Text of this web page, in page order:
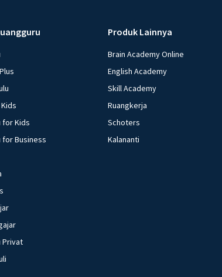
for Kids
for Business
Privat
Produk Lainnya
Brain Academy Online
English Academy
Skill Academy
Ruangkerja
Schoters
Kalananti